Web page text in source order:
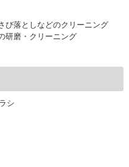
び落としなどのクリーニング
研磨・クリーニング
シ